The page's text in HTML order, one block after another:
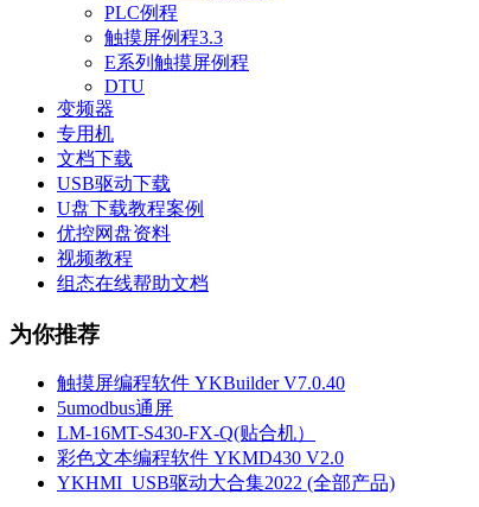
PLC例程
触摸屏例程3.3
E系列触摸屏例程
DTU
变频器
专用机
文档下载
USB驱动下载
U盘下载教程案例
优控网盘资料
视频教程
组态在线帮助文档
为你推荐
触摸屏编程软件 YKBuilder V7.0.40
5umodbus通屏
LM-16MT-S430-FX-Q(贴合机）
彩色文本编程软件 YKMD430 V2.0
YKHMI_USB驱动大合集2022 (全部产品)